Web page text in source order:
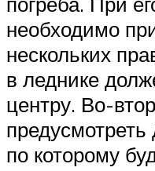
необходимо
нескольких
в леднике
центру. Во-
по которому